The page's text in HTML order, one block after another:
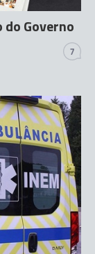
Governo
7